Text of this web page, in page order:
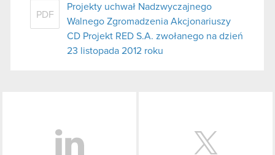
PDF
Projekty uchwał Nadzwyczajnego
Walnego Zgromadzenia Akcjonariuszy
CD Projekt RED S.A. zwołanego na dzień
23 listopada 2012 roku